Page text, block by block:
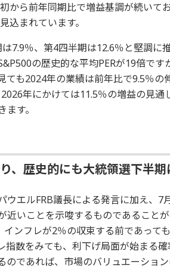
から前年同期比で増益基調が続いて
込まれています。
7.9％、第4四半期は12.6％と堅調に
の歴史的な平均PERが19倍で
ても2024年の業績は前年比で9.5％
年にかけては11.5％の増益の見
す。
、歴史的にも大統領選下半
ウエルFRB議長による発言に加え、7
近いことを示唆するものであること
ンフレが2％の収束する前であって
指数をみても、利下げ局面が始まる
のであれば、市場のバリュエーショ